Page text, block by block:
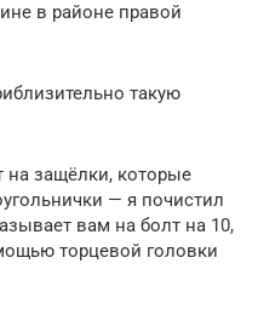
в районе правой
такую
на защёлки, которые
— я почистил
вам на болт на 10,
торцевой головки